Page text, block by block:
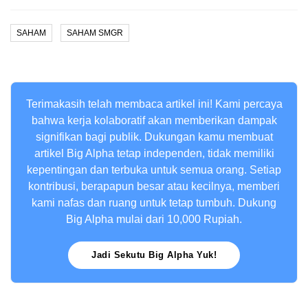
SAHAM SAHAM SMGR
Terimakasih telah membaca artikel ini! Kami percaya
bahwa kerja kolaboratif akan memberikan dampak
signifikan bagi publik. Dukungan kamu membuat
artikel Big Alpha tetap independen, tidak memiliki
kepentingan dan terbuka untuk semua orang. Setiap
kontribusi, berapapun besar atau kecilnya, memberi
kami nafas dan ruang untuk tetap tumbuh. Dukung
Big Alpha mulai dari 10,000 Rupiah.
Jadi Sekutu Big Alpha Yuk!